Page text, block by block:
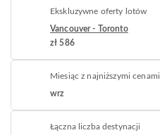
Ekskluzywne oferty lotów
Vancouver - Toronto
zł 586
Miesiąc z najniższymi cenami
wrz
Łączna liczba destynacji